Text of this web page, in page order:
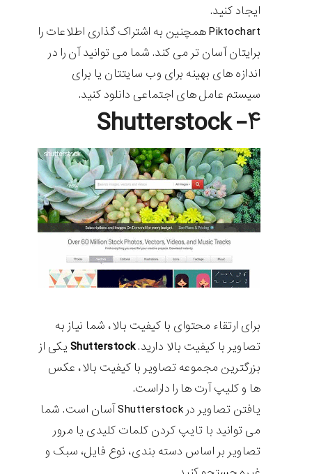
ایجاد کنید.
Piktochart همچنین به اشتراک گذاری اطلاعات را
برایتان آسان تر می کند. شما می توانید آن را در
اندازه های بهینه برای وب سایتتان یا برای
سیستم عامل های اجتماعی دانلود کنید.
۴- Shutterstock
برای ارتقاء محتوای با کیفیت بالا، شما نیاز به
تصاویر با کیفیت بالا دارید.Shutterstock یکی از
بزرگترین مجموعه تصاویر با کیفیت بالا، عکس
ها و کلیپ آرت ها را داراست.
یافتن تصاویر در Shutterstock آسان است. شما
می توانید با تایپ کردن کلمات کلیدی یا مرور
تصاویر بر اساس دسته بندی، نوع فایل، سبک و